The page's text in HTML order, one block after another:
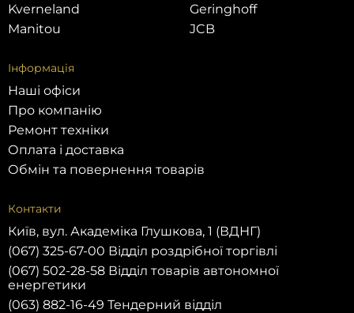
Kverneland
Manitou
Geringhoff
JCB
Інформація
Наші офіси
Про компанію
Ремонт техніки
Оплата і доставка
Обмін та повернення товарів
Контакти
Київ, вул. Академіка Глушкова, 1 (ВДНГ)
(067) 325-67-00 Відділ роздрібної торгівлі
(067) 502-28-58 Відділ товарів автономної
енергетики
(063) 882-16-49 Тендерний відділ